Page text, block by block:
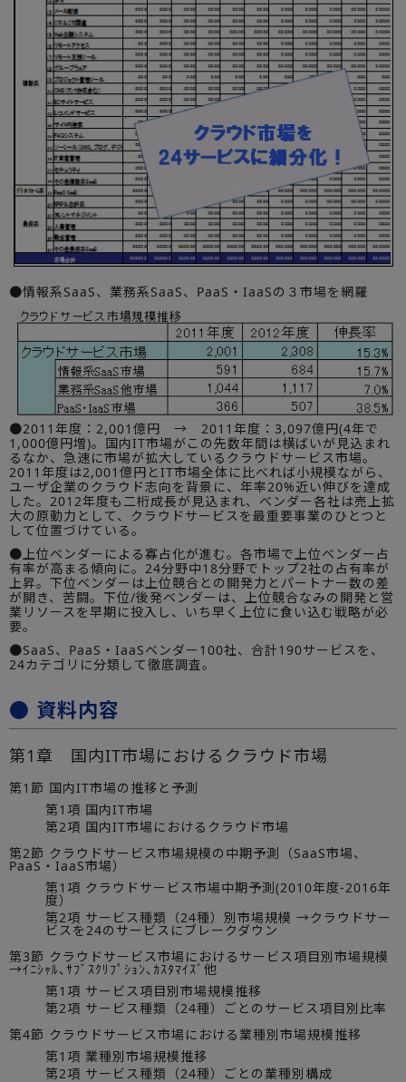
●情報系SaaS、業務系SaaS、PaaS・IaaSの３市場を網羅
●2011年度：2,001億円 → 2011年度：3,097億円(4年で
1,000億円増)。国内IT市場がこの先数年間は横ばいが見込まれ
るなか、急速に市場が拡大しているクラウドサービス市場。
2011年度は2,001億円とIT市場全体に比べれば小規模ながら、
ユーザ企業のクラウド志向を背景に、年率20%近い伸びを達成
した。2012年度も二桁成長が見込まれ、ベンダー各社は売上拡
大の原動力として、クラウドサービスを最重要事業のひとつと
して位置づけている。
●上位ベンダーによる寡占化が進む。各市場で上位ベンダー占
有率が高まる傾向に。24分野中18分野でトップ2社の占有率が
上昇。下位ベンダーは上位競合との開発力とパートナー数の差
が開き、苦闘。下位/後発ベンダーは、上位競合なみの開発と営
業リソースを早期に投入し、いち早く上位に食い込む戦略が必
要。
●SaaS、PaaS・IaaSベンダー100社、合計190サービスを、
24カテゴリに分類して徹底調査。
● 資料内容
第1章 国内IT市場におけるクラウド市場
第1節 国内IT市場の推移と予測
第1項 国内IT市場
第2項 国内IT市場におけるクラウド市場
第2節 クラウドサービス市場規模の中期予測（SaaS市場、
PaaS・IaaS市場）
第1項 クラウドサービス市場中期予測(2010年度-2016年
度）
第2項 サービス種類（24種）別市場規模 →クラウドサー
ビスを24のサービスにブレークダウン
第3節 クラウドサービス市場におけるサービス項目別市場規模
→ｲﾆｼｬﾙ､ｻﾌﾞｽｸﾘﾌﾟｼｮﾝ､ｶｽﾀﾏｲｽﾞ他
第1項 サービス項目別市場規模推移
第2項 サービス種類（24種）ごとのサービス項目別比率
第4節 クラウドサービス市場における業種別市場規模推移
第1項 業種別市場規模推移
第2項 サービス種類（24種）ごとの業種別構成